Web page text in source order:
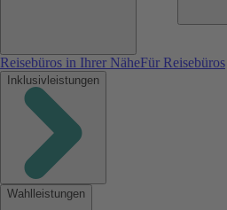
Reisebüros in Ihrer NäheFür Reisebüros
Inklusivleistungen
Wahlleistungen